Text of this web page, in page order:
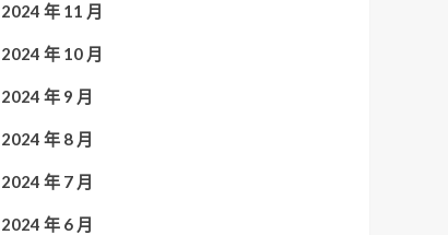
2024 年 11 月
2024 年 10 月
2024 年 9 月
2024 年 8 月
2024 年 7 月
2024 年 6 月